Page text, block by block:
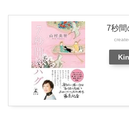
7秒間